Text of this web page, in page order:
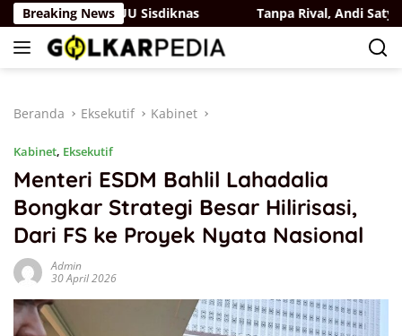
Langsung
ke
konten
Breaking News
di RUU Sisdiknas Tanpa Rival, Andi Satya
Beranda Eksekutif Kabinet
Kabinet, Eksekutif
Menteri ESDM Bahlil Lahadalia
Bongkar Strategi Besar Hilirisasi,
Dari FS ke Proyek Nyata Nasional
Admin
30 April 2026